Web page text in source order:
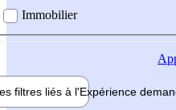
Immobilier
filtres liés à l'Expérience